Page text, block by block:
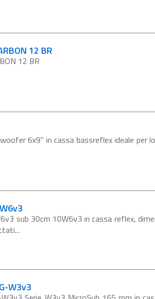
12 BR
12 BR
6x9" in cassa bassreflex ideale
sub 30cm 10W6v3 in cassa reflex,
W3v3